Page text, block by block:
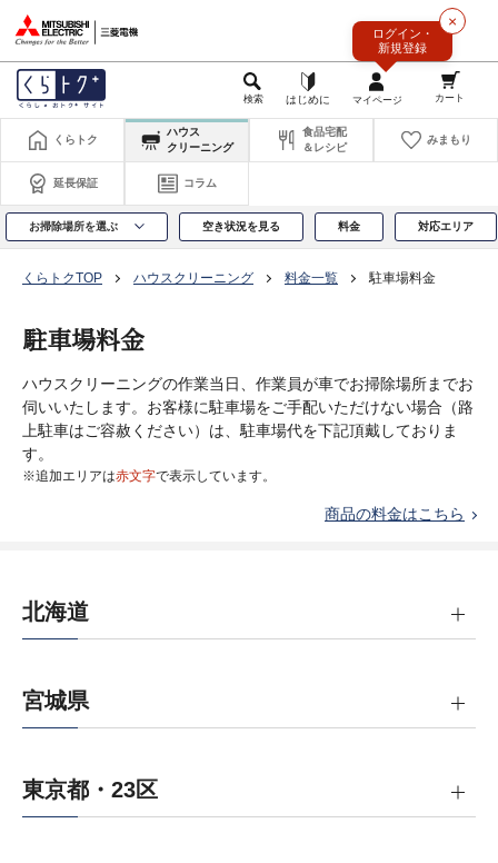
×
ログイン・
新規登録
くらトク
ハウス
クリーニング
食品宅配
＆レシピ
みまもり
延長保証 コラム
お掃除場所を選ぶ 空き状況を見る 料金 対応エリア
くらトクTOP ハウスクリーニング 料金一覧 駐車場料金
駐車場料金
ハウスクリーニングの作業当日、作業員が車でお掃除場所までお
伺いいたします。お客様に駐車場をご手配いただけない場合（路
上駐車はご容赦ください）は、駐車場代を下記頂戴しておりま
す。
※追加エリアは赤文字で表示しています。
商品の料金はこちら
北海道
宮城県
東京都・23区